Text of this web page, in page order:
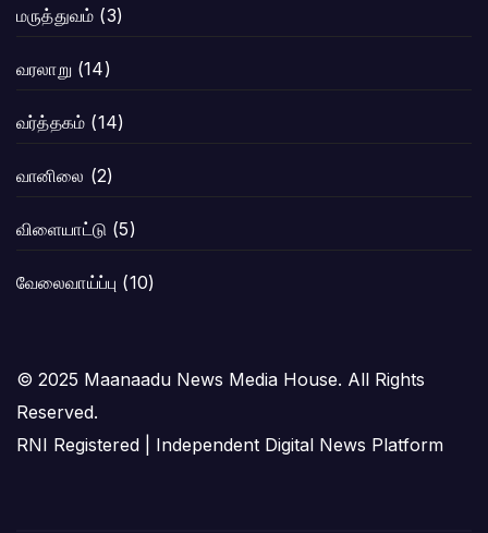
மருத்துவம் (3)
வரலாறு (14)
வர்த்தகம் (14)
வானிலை (2)
விளையாட்டு (5)
வேலைவாய்ப்பு (10)
© 2025 Maanaadu News Media House. All Rights
Reserved.
RNI Registered | Independent Digital News Platform